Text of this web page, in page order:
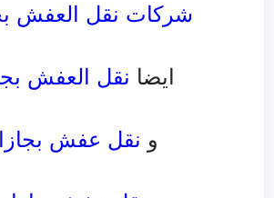
شركات نقل العفش
ايضا نقل العفش
و نقل عفش